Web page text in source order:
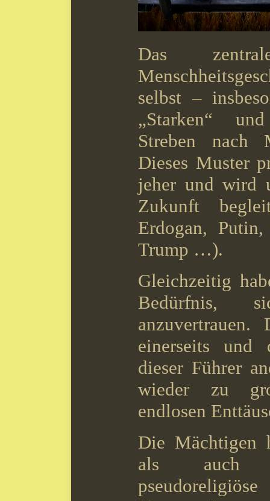
Das
selbst –
„Starken“
Streben nach
Dieses Muster
jeher und wird
Zukunft
Erdogan,
Trump …).
Gleichzeitig
Bedürfnis,
anzuvertrauen.
einerseits und
dieser Führer
wieder zu
endlosen
Die Mächtigen
als auch